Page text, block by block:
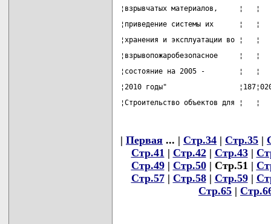
¦взрывчатых материалов,
¦приведение системы их
¦хранения и эксплуатации
¦взрывопожаробезопасное
¦состояние на 2005 -
¦2010 годы"
¦Строительство объектов
| Первая ... | Стр.34 | Стр.35 |
Стр.41 | Стр.42| Стр.43|
Стр.49| Стр.50| Стр.51 |
Стр.57| Стр.58| Стр.59|
Стр.65 |